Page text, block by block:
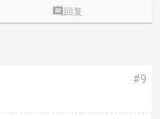
 回复
#9